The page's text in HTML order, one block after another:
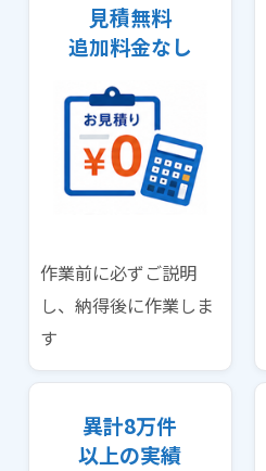
見積無料
追加料金なし
作業前に必ずご説明
し、納得後に作業しま
す
異計8万件
以上の実績